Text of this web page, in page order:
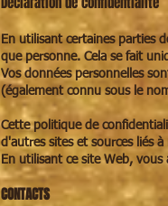
En utilisant certaines parties
que personne. Cela se fait
Vos données personnelles
(également connu sous le
Cette politique de
d'autres sites et sources liés
En utilisant ce site Web,
CONTACTS